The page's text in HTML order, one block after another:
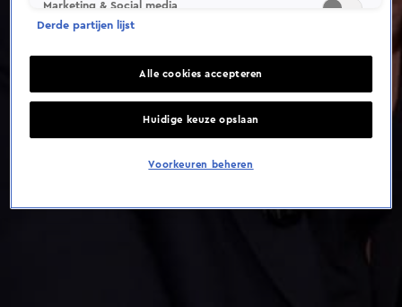
Marketing & Social media
Derde partijen lijst
Alle cookies accepteren
Huidige keuze opslaan
Voorkeuren beheren